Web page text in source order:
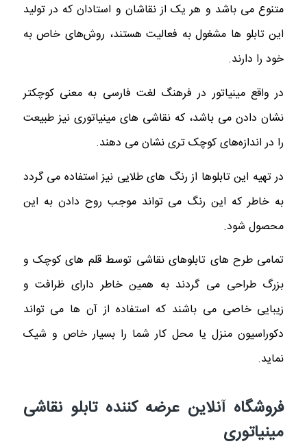
متنوع می‌ باشد و هر یک از نقاشان و استادان که در تولید
این تابلو ها مشغول به فعالیت هستند، روش‌های خاص به
خود را دارند.
در واقع مینیاتور در فرهنگ لغت فارسی به معنی کوچکتر
نشان دادن می باشد، که نقاشی های مینیاتوری نیز طبیعت
را در اندازه‌های کوچک تری نشان می دهند.
در تهیه این تابلوها از رنگ های طلایی نیز استفاده می گردد
به خاطر که این رنگ می‌ تواند موجب روح دادن به این
محصول شود.
تمامی طرح های تابلوهای نقاشی توسط قلم های کوچک و
بزرگ طراحی می گردند به همین خاطر دارای ظرافت و
زیبایی خاصی می باشند که استفاده از آن ها می تواند
دکوراسیون منزل یا محل کار شما را بسیار خاص و شیک
نماید.
فروشگاه آنلاین عرضه کننده تابلو نقاشی
مینیاتوری